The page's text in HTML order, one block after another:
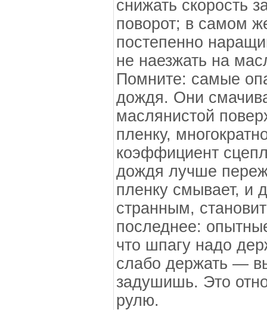
снижать скорость
поворот; в самом
постепенно
не наезжать на
Помните: самые
дождя. Они
маслянистой
пленку,
коэффициент
дождя лучше
пленку смывает, и
странным,
последнее:
что шпагу надо
слабо держать —
задушишь. Это
рулю.